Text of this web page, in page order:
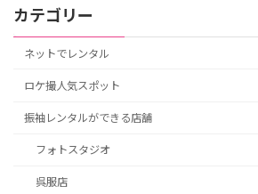
カテゴリー
ネットでレンタル
ロケ撮人気スポット
振袖レンタルができる店舗
フォトスタジオ
呉服店